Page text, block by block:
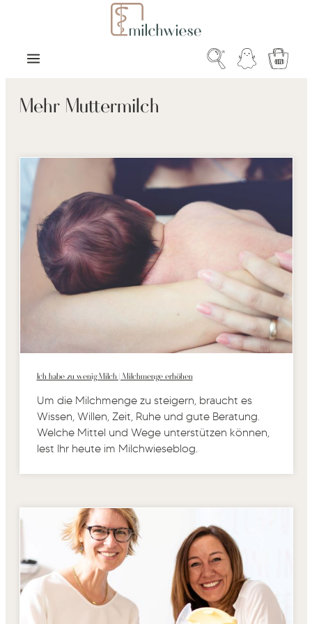
Zum Hauptinhalt springen
Mehr Muttermilch
Ich habe zu wenig Milch | Milchmenge erhöhen
Um die Milchmenge zu steigern, braucht es
Wissen, Willen, Zeit, Ruhe und gute Beratung.
Welche Mittel und Wege unterstützen können,
lest Ihr heute im Milchwieseblog.